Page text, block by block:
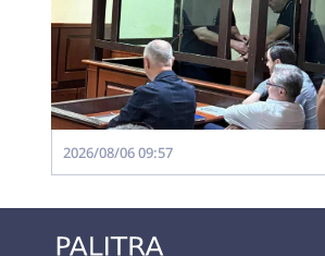
2026/08/06 09:57